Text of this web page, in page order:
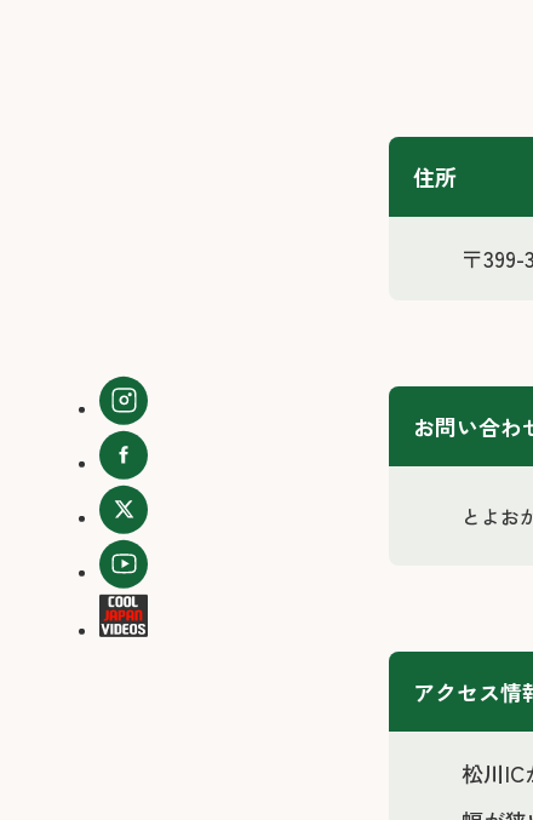
住所
〒
お問い合わ
とよお
アクセス情
松川